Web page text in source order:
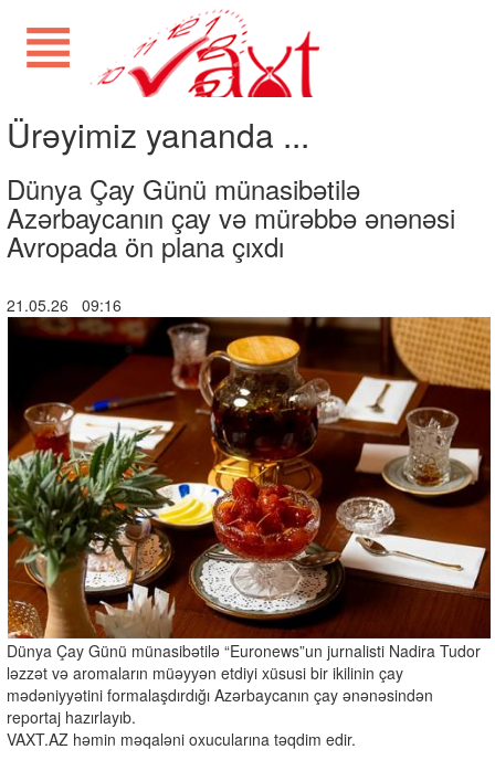
Ürəyimiz yananda ...
Dünya Çay Günü münasibətilə
Azərbaycanın çay və mürəbbə ənənəsi
Avropada ön plana çıxdı
21.05.26 09:16
Dünya Çay Günü münasibətilə “Euronews”un jurnalisti Nadira Tudor
ləzzət və aromaların müəyyən etdiyi xüsusi bir ikilinin çay
mədəniyyətini formalaşdırdığı Azərbaycanın çay ənənəsindən
reportaj hazırlayıb.
VAXT.AZ həmin məqaləni oxucularına təqdim edir.